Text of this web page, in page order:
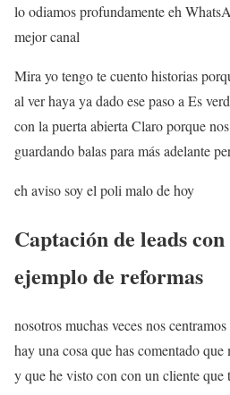
lo odiamos profundamente eh
mejor canal
Mira yo tengo te cuento historias
al ver haya ya dado ese paso a Es
con la puerta abierta Claro porque
guardando balas para más adelante
eh aviso soy el poli malo de hoy
Captación de leads
ejemplo de reformas
nosotros muchas veces nos
hay una cosa que has comentado
y que he visto con con un cliente que